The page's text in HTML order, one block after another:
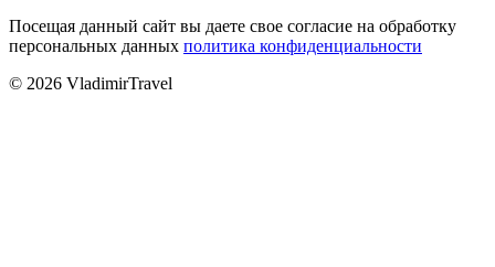
Посещая данный сайт вы даете свое согласие на обработку
персональных данных политика конфиденциальности
© 2026 VladimirTravel